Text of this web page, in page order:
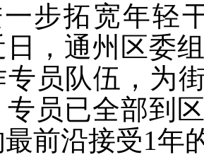
步拓宽年轻
日，通州区委
专员队伍，为
专员已全部到
前沿接受1年